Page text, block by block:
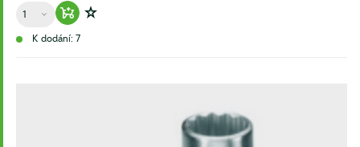
Množství
Warenkorb hinzufügen
Zur Wunschliste hinzufügen
K dodání: 7